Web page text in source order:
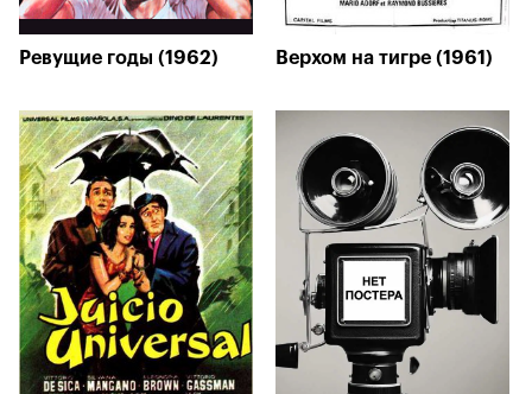
Ревущие годы (1962) Верхом на тигре (1961)